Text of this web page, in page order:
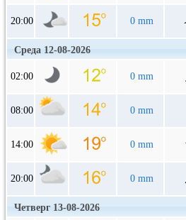
20:00 0 mm
Среда 12-08-2026
02:00 0 mm
08:00 0 mm
14:00 0 mm
20:00 0 mm
Четверг 13-08-2026